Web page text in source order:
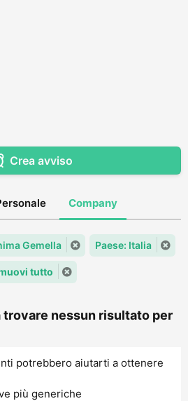
Crea avviso
Company
Gemella Paese: Italia
tutto
trovare nessun risultato per
potrebbero aiutarti a ottenere
più generiche